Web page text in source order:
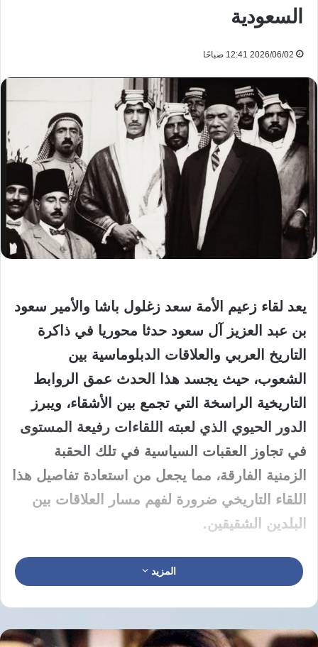
السعودية
2026/06/02 12:41 صباحًا
يعد لقاء زعيم الأمة سعد زغلول باشا والأمير سعود
بن عبد العزيز آل سعود حدثا محوريا في ذاكرة
التاريخ العربي والعلاقات الدبلوماسية بين
الشعوب، حيث يجسد هذا الحدث عمق الروابط
التاريخية الراسخة التي تجمع بين الأشقاء، ويبرز
الدور الحيوي الذي لعبته اللقاءات رفيعة المستوى
في تجاوز العقبات السياسية في تلك الحقبة
الزمنية الفارقة، مما يجعل من استعادة تفاصيل هذا
اللقاء التاريخي ضرورة لفهم مسار العلاقات بين
البلدين الشقيقين.
حدثا بارزا تمثل في زيارة الأمير سعود بن عبد
سياسية واجتماعية عميقة، حيث جاء هذا اللقاء
المزيد